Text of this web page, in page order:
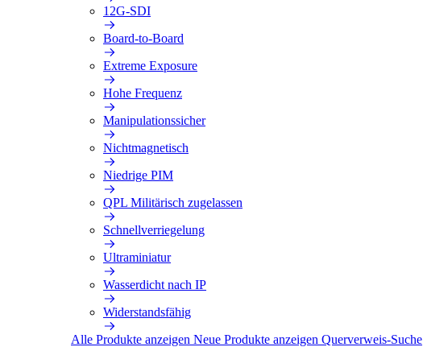
12G-SDI
Board-to-Board
Extreme Exposure
Hohe Frequenz
Manipulationssicher
Nichtmagnetisch
Niedrige PIM
QPL Militärisch zugelassen
Schnellverriegelung
Ultraminiatur
Wasserdicht nach IP
Widerstandsfähig
Alle Produkte anzeigen Neue Produkte anzeigen Querverweis-Suche